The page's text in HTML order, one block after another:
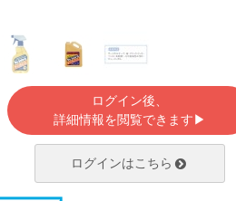
ログイン後、
詳細情報を閲覧できます▶
ログインはこちら